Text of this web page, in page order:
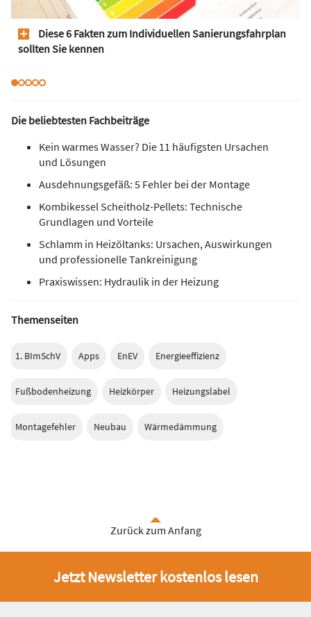
Diese 6 Fakten zum Individuellen Sanierungsfahrplan
sollten Sie kennen
Die beliebtesten Fachbeiträge
Kein warmes Wasser? Die 11 häufigsten Ursachen
und Lösungen
Ausdehnungsgefäß: 5 Fehler bei der Montage
Kombikessel Scheitholz-Pellets: Technische
Grundlagen und Vorteile
Schlamm in Heizöltanks: Ursachen, Auswirkungen
und professionelle Tankreinigung
Praxiswissen: Hydraulik in der Heizung
Themenseiten
1. BImSchV Apps EnEV Energieeffizienz
Fußbodenheizung Heizkörper Heizungslabel
Montagefehler Neubau Wärmedämmung
Zurück zum Anfang
Jetzt Newsletter kostenlos lesen